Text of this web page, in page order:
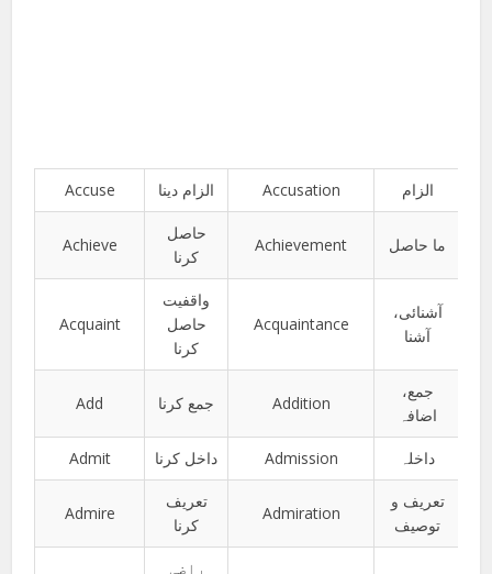
Accuse الزام دینا Accusation الزام
Achieve
حاصل
کرنا
Achievement ما حاصل
Acquaint
واقفیت
حاصل
کرنا
Acquaintance
آشنائی،
آشنا
Add جمع کرنا Addition
جمع،
اضافہ
Admit داخل کرنا Admission داخلہ
Admire
تعریف
کرنا
Admiration
تعریف و
توصیف
راضی